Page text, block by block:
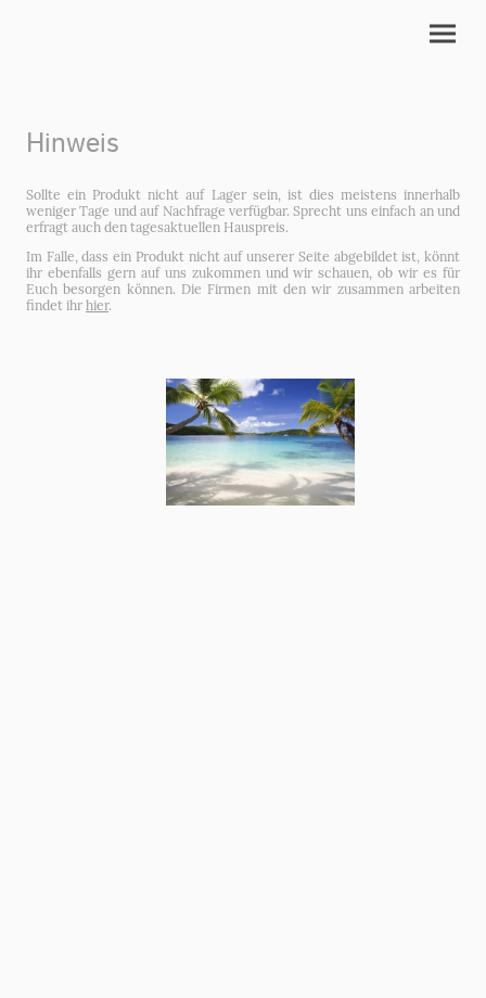
Hinweis
Sollte ein Produkt nicht auf Lager sein, ist dies meistens innerhalb
weniger Tage und auf Nachfrage verfügbar. Sprecht uns einfach an und
erfragt auch den tagesaktuellen Hauspreis.
Im Falle, dass ein Produkt nicht auf unserer Seite abgebildet ist, könnt
ihr ebenfalls gern auf uns zukommen und wir schauen, ob wir es für
Euch besorgen können. Die Firmen mit den wir zusammen arbeiten
findet ihr hier.